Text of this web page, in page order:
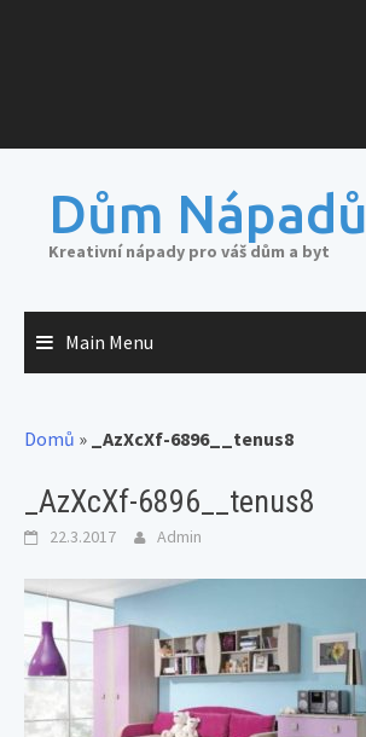
Dům Nápadů
Kreativní nápady pro váš dům a byt
Main Menu
Domů » _AzXcXf-6896__tenus8
_AzXcXf-6896__tenus8
22.3.2017 Admin